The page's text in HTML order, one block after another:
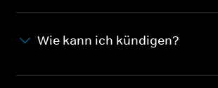
Wie kann ich kündigen?